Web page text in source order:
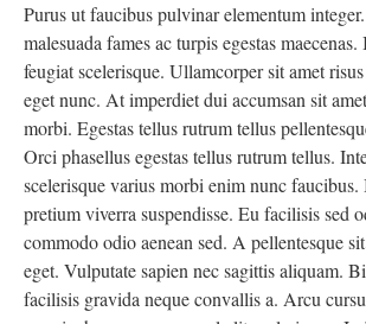
Purus ut faucibus pulvinar elementum
malesuada fames ac turpis egestas
feugiat scelerisque. Ullamcorper sit amet
eget nunc. At imperdiet dui accumsan sit
morbi. Egestas tellus rutrum tellus
Orci phasellus egestas tellus rutrum tellus.
scelerisque varius morbi enim nunc
pretium viverra suspendisse. Eu facilisis sed
commodo odio aenean sed. A pellentesque
eget. Vulputate sapien nec sagittis aliquam.
facilisis gravida neque convallis a. Arcu